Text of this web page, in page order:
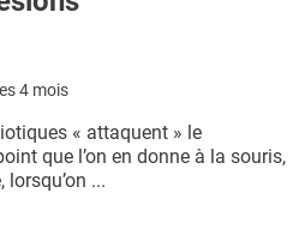
4 mois
« attaquent » le
que l’on en donne à la souris,
lorsqu’on ...